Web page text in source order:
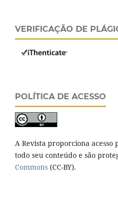
VERIFICAÇÃO DE
POLÍTICA DE ACESSO
A Revista proporciona acesso
todo seu conteúdo e são
Commons (CC-BY).